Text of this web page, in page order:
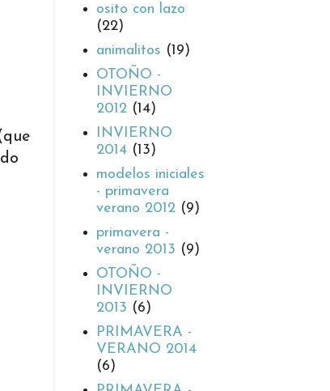
osito con lazo
(22)
animalitos (19)
OTOÑO -
INVIERNO
2012 (14)
INVIERNO
2014 (13)
modelos iniciales
- primavera
verano 2012 (9)
primavera -
verano 2013 (9)
OTOÑO -
INVIERNO
2013 (6)
PRIMAVERA -
VERANO 2014
(6)